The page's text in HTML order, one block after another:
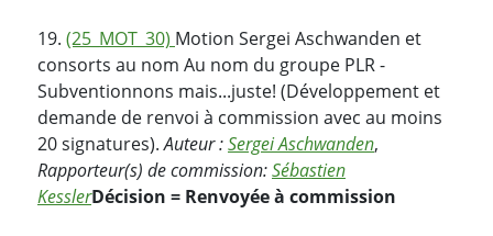
19. (25_MOT_30) Motion Sergei Aschwanden et
consorts au nom Au nom du groupe PLR -
Subventionnons mais...juste! (Développement et
demande de renvoi à commission avec au moins
20 signatures).Auteur :Sergei Aschwanden,
Rapporteur(s) de commission:Sébastien
KesslerDécision = Renvoyée à commission